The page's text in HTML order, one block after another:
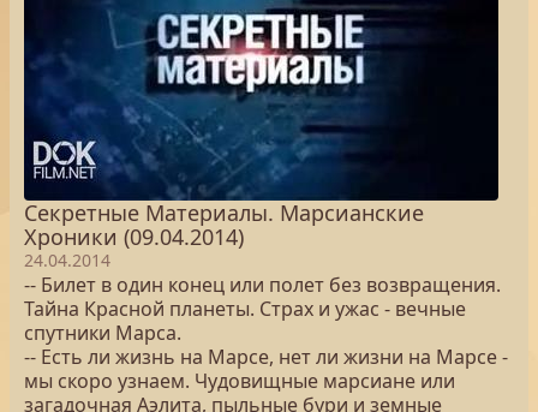
Секретные Материалы. Марсианские
Хроники (09.04.2014)
24.04.2014
-- Билет в один конец или полет без возвращения.
Тайна Красной планеты. Страх и ужас - вечные
спутники Марса.
-- Есть ли жизнь на Марсе, нет ли жизни на Марсе -
мы скоро узнаем. Чудовищные марсиане или
загадочная Аэлита, пыльные бури и земные